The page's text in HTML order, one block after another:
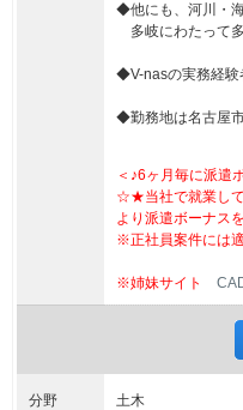
◆他にも、河川・
多岐にわたって
◆V-nasの実務経験
◆勤務地は名古屋
＜♪6ヶ月毎に派遣
☆★当社で就業して
より派遣ボーナス
※正社員案件には
※姉妹サイト
分野 土木